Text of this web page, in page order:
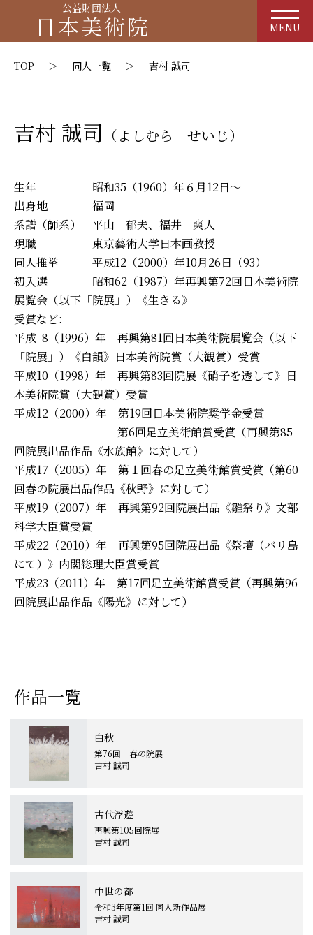
string(13) "吉村 誠司"
日本美術院
公益財団法人
MENU
TOP ＞ 同人一覧 ＞ 吉村 誠司
吉村 誠司 （よしむら せいじ）
生年 昭和35（1960）年６月12日～
出身地 福岡
系譜（師系） 平山 郁夫、福井 爽人
現職 東京藝術大学日本画教授
同人推挙 平成12（2000）年10月26日（93）
初入選 昭和62（1987）年再興第72回日本美術院
展覧会（以下「院展」）《生きる》
受賞など:
平成 8（1996）年 再興第81回日本美術院展覧会（以下
「院展」）《白韻》日本美術院賞（大観賞）受賞
平成10（1998）年 再興第83回院展《硝子を透して》日
本美術院賞（大観賞）受賞
平成12（2000）年 第19回日本美術院奨学金受賞
第6回足立美術館賞受賞（再興第85
回院展出品作品《水族館》に対して）
平成17（2005）年 第１回春の足立美術館賞受賞（第60
回春の院展出品作品《秋野》に対して）
平成19（2007）年 再興第92回院展出品《雛祭り》文部
科学大臣賞受賞
平成22（2010）年 再興第95回院展出品《祭壇（バリ島
にて）》内閣総理大臣賞受賞
平成23（2011）年 第17回足立美術館賞受賞（再興第96
回院展出品作品《陽光》に対して）
作品一覧
白秋
第76回 春の院展
吉村 誠司
古代浮遊
再興第105回院展
吉村 誠司
中世の都
令和3年度第1回 同人新作品展
吉村 誠司